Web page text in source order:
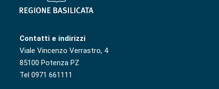
Contatti e indirizzi
Viale Vincenzo Verrastro, 4
85100 Potenza PZ
Tel 0971 661111